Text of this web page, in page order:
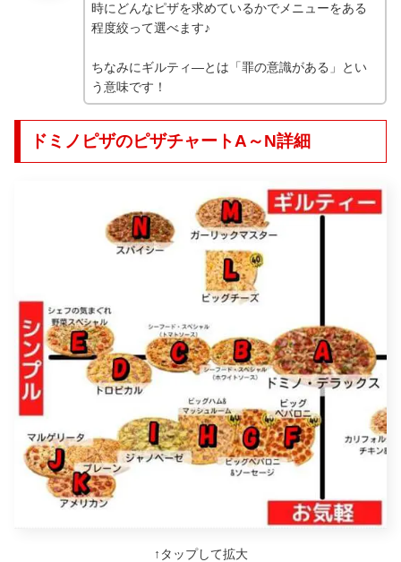
時にどんなピザを求めているかでメニューをある
程度絞って選べます♪
ちなみにギルティ―とは「罪の意識がある」とい
う意味です！
ドミノピザのピザチャートA～N詳細
↑タップして拡大